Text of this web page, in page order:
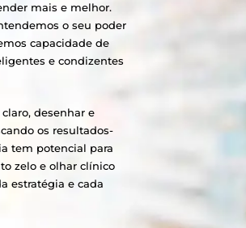
mais e melhor.
o seu poder
capacidade de
e condizentes
desenhar e
os resultados-
tem potencial para
zelo e olhar clínico
estratégia e cada